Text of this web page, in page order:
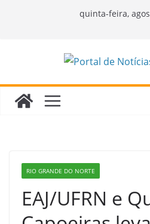
quinta-feira,
RIO GRANDE DO NORTE
EAJ/UFRN e